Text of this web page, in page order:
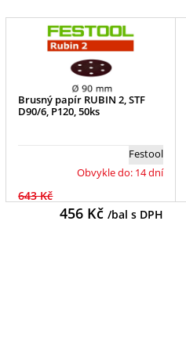
Brusný papír RUBIN 2, STF
D90/6, P120, 50ks
Festool
Obvykle do: 14 dní
643 Kč
456Kč /bal s DPH